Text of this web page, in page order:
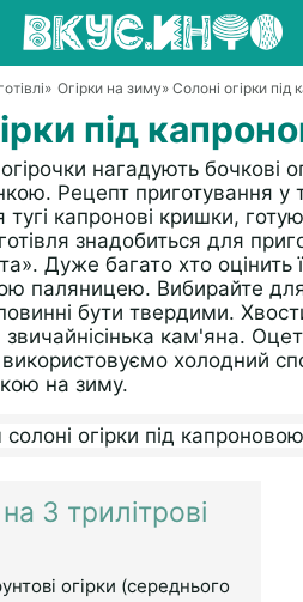
» Огірки на зиму» Солоні огірки
під
нагадують бочкові
Рецепт приготування у
капронові кришки,
знадобиться для
Дуже багато хто оцінить
паляницею. Вибирайте для
бути твердими.
кам'яна.
холодний
на зиму.
3 трилітрові
огірки (середнього